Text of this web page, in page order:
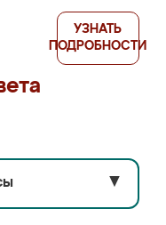
УЗНАТЬ
ПОДРОБНОСТИ
▼